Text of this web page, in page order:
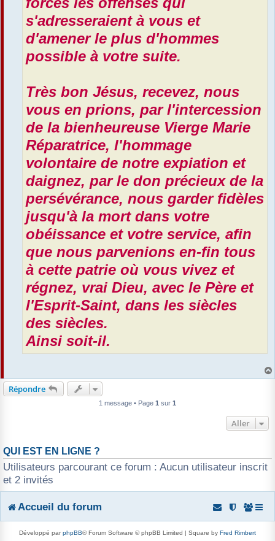
s'adresseraient à vous et
d'amener le plus d'hommes
possible à votre suite.
Très bon Jésus, recevez, nous
vous en prions, par l'intercession
de la bienheureuse Vierge Marie
Réparatrice, l'hommage
volontaire de notre expiation et
daignez, par le don précieux de la
persévérance, nous garder fidèles
jusqu'à la mort dans votre
obéissance et votre service, afin
que nous parvenions en-fin tous
à cette patrie où vous vivez et
régnez, vrai Dieu, avec le Père et
l'Esprit-Saint, dans les siècles
des siècles.
Ainsi soit-il.
Répondre
1 message • Page 1 sur 1
Aller
QUI EST EN LIGNE ?
Utilisateurs parcourant ce forum : Aucun utilisateur inscrit
et 2 invités
Accueil du forum
Développé parphpBB® Forum Software © phpBB Limited | Square by Fred Rimbert